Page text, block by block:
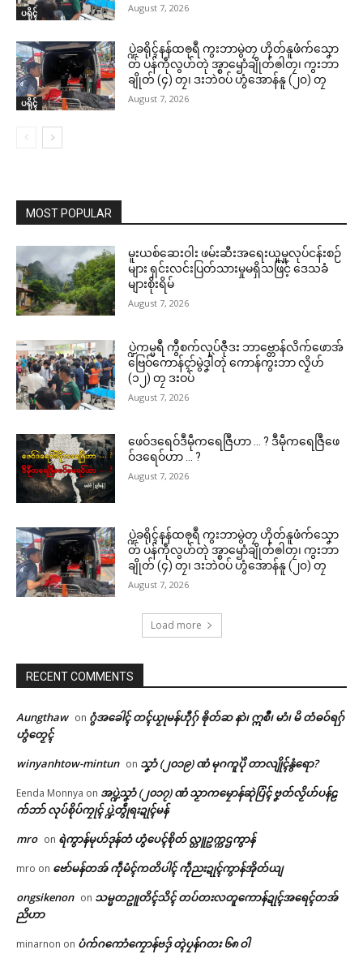
ပရိုၚ် August 7, 2026
ပရိုၚ်
ပ္ဍဲခရိုၚ်နန်ထၜုရဳ ကွးဘာမွဲတၠ ဟိုတ်နူဖံက်သၞော
တ် ပန်ကဵုလွဟ်တုဲ အ္စာၝောံချိုတ်ၜါတၠ၊ ကွးဘာ
ချိုတ် (၄) တၠ၊ ဒးဘဲဝပ် ဟွံအောန်နူ (၂၀) တၠ
August 7, 2026
MOST POPULAR
မူးယစ်ဆေးဝါး ဖမ်းဆီးအရေးယူမှုလုပ်ငန်းစဉ်
များ ရှင်းလင်းပြတ်သားမှုမရှိသဖြင့် ဒေသခံ
များစိုးရိမ်
August 7, 2026
ပ္ဍဲကမ္မရဳ ကွဳစက်လုပ်ဇီုဒး ဘာဗ္တောန်လိက်ဖောအ်
ဗြေဝ်ကောန်ၚာ်မွဲဒၞါဲတုဲ ကောန်ကွးဘာ လၟိဟ်
(၁၂) တၠ ဒးဝပ်
August 7, 2026
ဖေဝ်ဒရေဝ်ဒဳမဵုကရေဇြဳဟာ … ? ဒဳမဵုကရေဇြဳဖေ
ဝ်ဒရေဝ်ဟာ … ?
August 7, 2026
ပ္ဍဲခရိုၚ်နန်ထၜုရဳ ကွးဘာမွဲတၠ ဟိုတ်နူဖံက်သၞော
တ် ပန်ကဵုလွဟ်တုဲ အ္စာၝောံချိုတ်ၜါတၠ၊ ကွးဘာ
ချိုတ် (၄) တၠ၊ ဒးဘဲဝပ် ဟွံအောန်နူ (၂၀) တၠ
August 7, 2026
Load more
RECENT COMMENTS
Aungthaw on ဂွံအခေါၚ် တၚ်ယၟုမန်ဟီုဂှ် ၜိုတ်ဆ နာဲ၊ ဣစဳ၊ မာံ၊ မိ တံဓဝ်ရဂှ်
ဟွံတၟေၚ်
winyanhtow-mintun on သၞာံ (၂၀၁၉) ဏံ မုဂကူပိုဲ တာလျိုၚ်နွံရော?
Eenda Monnya on အပ္ဍဲသၞာံ (၂၀၁၇) ဏံ သၟာကမၠောန်ဆုဲပြံၚ် ဗၞတ်လၟိဟ်ပန်ဠ
က်ဘာ် လုပ်စိုပ်ကၠုၚ် ပ္ဍဲတွဵုရးဍုၚ်မန်
mro on ရဲကွာန်မုဟ်ဒုန်တံ ဟွံပေၚ်စိုတ် လ္တူဥက္ကဌကွာန်
mro on ဗော်မန်တအ် ကဵုမံၚ်ကတိပါၚ် ကဵုညးဍုၚ်ကွာန်အိုတ်ယျ
ongsikenon on သမ္မတဥူတိၚ်သိၚ် တပ်တးလတူကောန်ဍုၚ်အရေၚ်တအ်
ညိဟာ
minarnon on ပံက်ဂကောံကၠောန်ဗဒှ် တ္ၚဲပၠန်ဂတး ၆၈ ဝါ